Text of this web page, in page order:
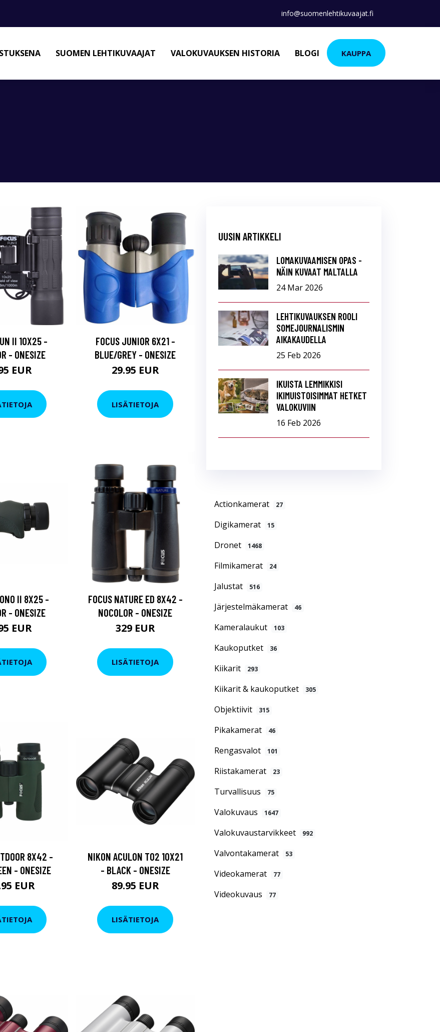
info@suomenlehtikuvaajat.fi
SUOMEN LEHTIKUVAAJAT VALOKUVAUKSEN HISTORIA BLOGI KAUPPA
UUSIN ARTIKKELI
LOMAKUVAAMISEN OPAS -
NÄIN KUVAAT MALTALLA
24 Mar 2026
LEHTIKUVAUKSEN ROOLI
SOMEJOURNALISMIN
AIKAKAUDELLA
25 Feb 2026
IKUISTA LEMMIKKISI
IKIMUISTOISIMMAT HETKET
VALOKUVIIN
16 Feb 2026
Actionkamerat 27
Digikamerat 15
Dronet 1468
Filmikamerat 24
Jalustat 516
Järjestelmäkamerat 46
Kameralaukut 103
Kaukoputket 36
Kiikarit 293
Kiikarit & kaukoputket 305
Objektiivit 315
Pikakamerat 46
Rengasvalot 101
Riistakamerat 23
Turvallisuus 75
Valokuvaus 1647
Valokuvaustarvikkeet 992
Valvontakamerat 53
Videokamerat 77
Videokuvaus 77
II 10X25 -
- ONESIZE
EUR
FOCUS JUNIOR 6X21 -
BLUE/GREY - ONESIZE
29.95 EUR
LISÄTIETOJA
II 8X25 -
- ONESIZE
EUR
FOCUS NATURE ED 8X42 -
NOCOLOR - ONESIZE
329 EUR
LISÄTIETOJA
8X42 -
- ONESIZE
EUR
NIKON ACULON T02 10X21
- BLACK - ONESIZE
89.95 EUR
LISÄTIETOJA